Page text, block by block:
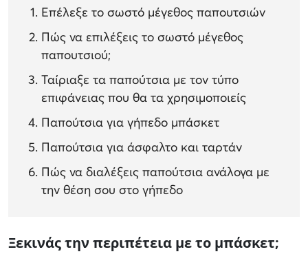
Επέλεξε το σωστό μέγεθος παπουτσιών
Πώς να επιλέξεις το σωστό μέγεθος
παπουτσιού;
Ταίριαξε τα παπούτσια με τον τύπο
επιφάνειας που θα τα χρησιμοποιείς
Παπούτσια για γήπεδο μπάσκετ
Παπούτσια για άσφαλτο και ταρτάν
Πώς να διαλέξεις παπούτσια ανάλογα με
την θέση σου στο γήπεδο
Ξεκινάς την περιπέτεια με το μπάσκετ;